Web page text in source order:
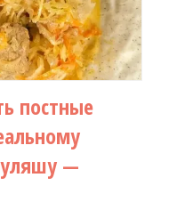
постные
—